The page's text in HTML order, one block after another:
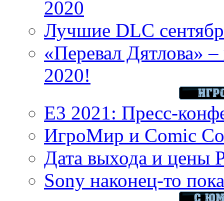
2020
Лучшие DLC
«Перевал Дятлова»
2020!
E3 2021: Пресс-
ИгроМир и Comic
Дата выхода и цены
Sony наконец-то